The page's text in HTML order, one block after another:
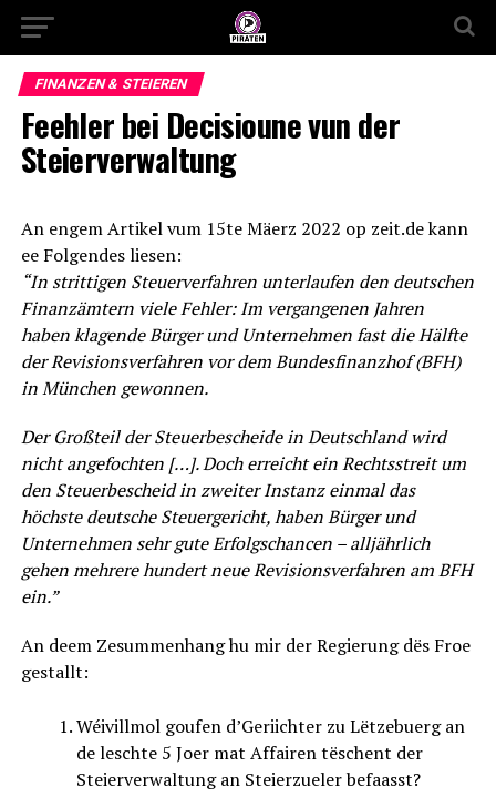
FINANZEN & STEIEREN
Feehler bei Decisioune vun der
Steierverwaltung
An engem Artikel vum 15te Mäerz 2022 op zeit.de kann
ee Folgendes liesen:
“In strittigen Steuerverfahren unterlaufen den deutschen
Finanzämtern viele Fehler: Im vergangenen Jahren
haben klagende Bürger und Unternehmen fast die Hälfte
der Revisionsverfahren vor dem Bundesfinanzhof (BFH)
in München gewonnen.
Der Großteil der Steuerbescheide in Deutschland wird
nicht angefochten […]. Doch erreicht ein Rechtsstreit um
den Steuerbescheid in zweiter Instanz einmal das
höchste deutsche Steuergericht, haben Bürger und
Unternehmen sehr gute Erfolgschancen – alljährlich
gehen mehrere hundert neue Revisionsverfahren am BFH
ein.”
An deem Zesummenhang hu mir der Regierung dës Froe
gestallt:
Wéivillmol goufen d’Geriichter zu Lëtzebuerg an
de leschte 5 Joer mat Affairen tëschent der
Steierverwaltung an Steierzueler befaasst?